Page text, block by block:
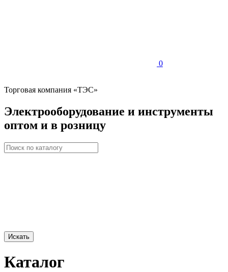
0
Торговая компания «ТЭС»
Электрооборудование и инструменты
оптом и в розницу
Искать
Каталог